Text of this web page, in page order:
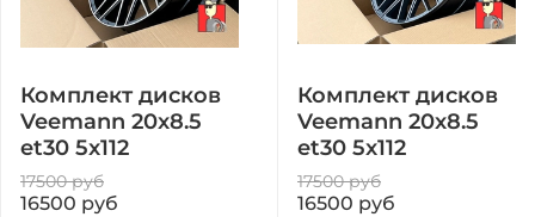
Комплект дисков
Veemann 20x8.5
et30 5x112
17500 руб
16500 руб
Комплект дисков
Veemann 20x8.5
et30 5x112
17500 руб
16500 руб